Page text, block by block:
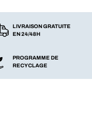
LIVRAISON GRATUITE
EN 24/48H
PROGRAMME DE
RECYCLAGE